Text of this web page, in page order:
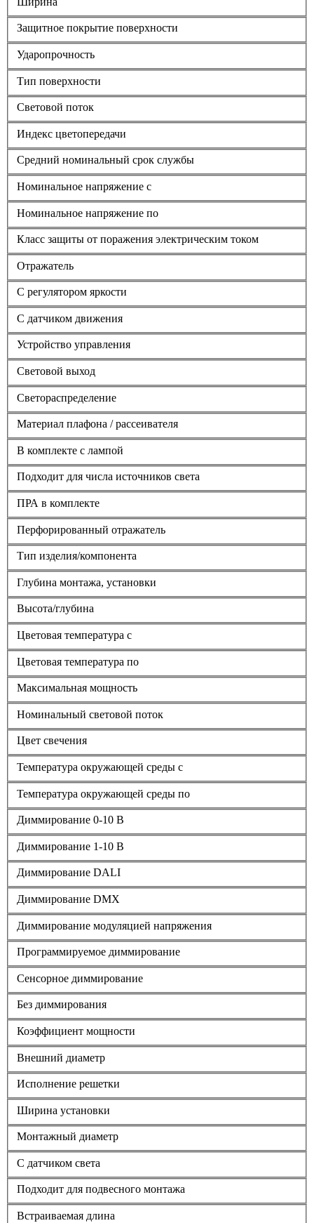
Защитное покрытие поверхности
Ударопрочность
Тип поверхности
Световой поток
Индекс цветопередачи
Средний номинальный срок службы
Номинальное напряжение с
Номинальное напряжение по
Класс защиты от поражения электрическим током
Отражатель
С регулятором яркости
С датчиком движения
Устройство управления
Световой выход
Светораспределение
Материал плафона / рассеивателя
В комплекте с лампой
Подходит для числа источников света
ПРА в комплекте
Перфорированный отражатель
Тип изделия/компонента
Глубина монтажа, установки
Высота/глубина
Цветовая температура с
Цветовая температура по
Максимальная мощность
Номинальный световой поток
Цвет свечения
Температура окружающей среды с
Температура окружающей среды по
Диммирование 0-10 В
Диммирование 1-10 В
Диммирование DALI
Диммирование DMX
Диммирование модуляцией напряжения
Программируемое диммирование
Сенсорное диммирование
Без диммирования
Коэффициент мощности
Внешний диаметр
Исполнение решетки
Ширина установки
Монтажный диаметр
С датчиком света
Подходит для подвесного монтажа
Встраиваемая длина